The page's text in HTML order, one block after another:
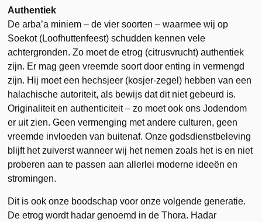
Authentiek
De arba’a miniem – de vier soorten – waarmee wij op
Soekot (Loofhuttenfeest) schudden kennen vele
achtergronden. Zo moet de etrog (citrusvrucht) authentiek
zijn. Er mag geen vreemde soort door enting in vermengd
zijn. Hij moet een hechsjeer (kosjer-zegel) hebben van een
halachische autoriteit, als bewijs dat dit niet gebeurd is.
Originaliteit en authenticiteit – zo moet ook ons Jodendom
er uit zien. Geen vermenging met andere culturen, geen
vreemde invloeden van buitenaf. Onze godsdienstbeleving
blijft het zuiverst wanneer wij het nemen zoals het is en niet
proberen aan te passen aan allerlei moderne ideeën en
stromingen.
Dit is ook onze boodschap voor onze volgende generatie.
De etrog wordt hadar genoemd in de Thora. Hadar